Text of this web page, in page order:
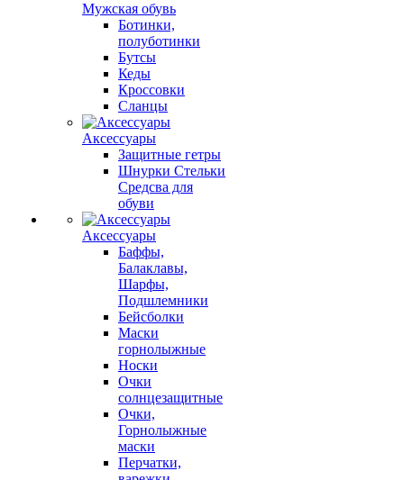
Мужская обувь
Ботинки,
полуботинки
Бутсы
Кеды
Кроссовки
Сланцы
Аксессуары
Защитные гетры
Шнурки Стельки
Средсва для
обуви
Аксессуары
Баффы,
Балаклавы,
Шарфы,
Подшлемники
Бейсболки
Маски
горнолыжные
Носки
Очки
солнцезащитные
Очки,
Горнолыжные
маски
Перчатки,